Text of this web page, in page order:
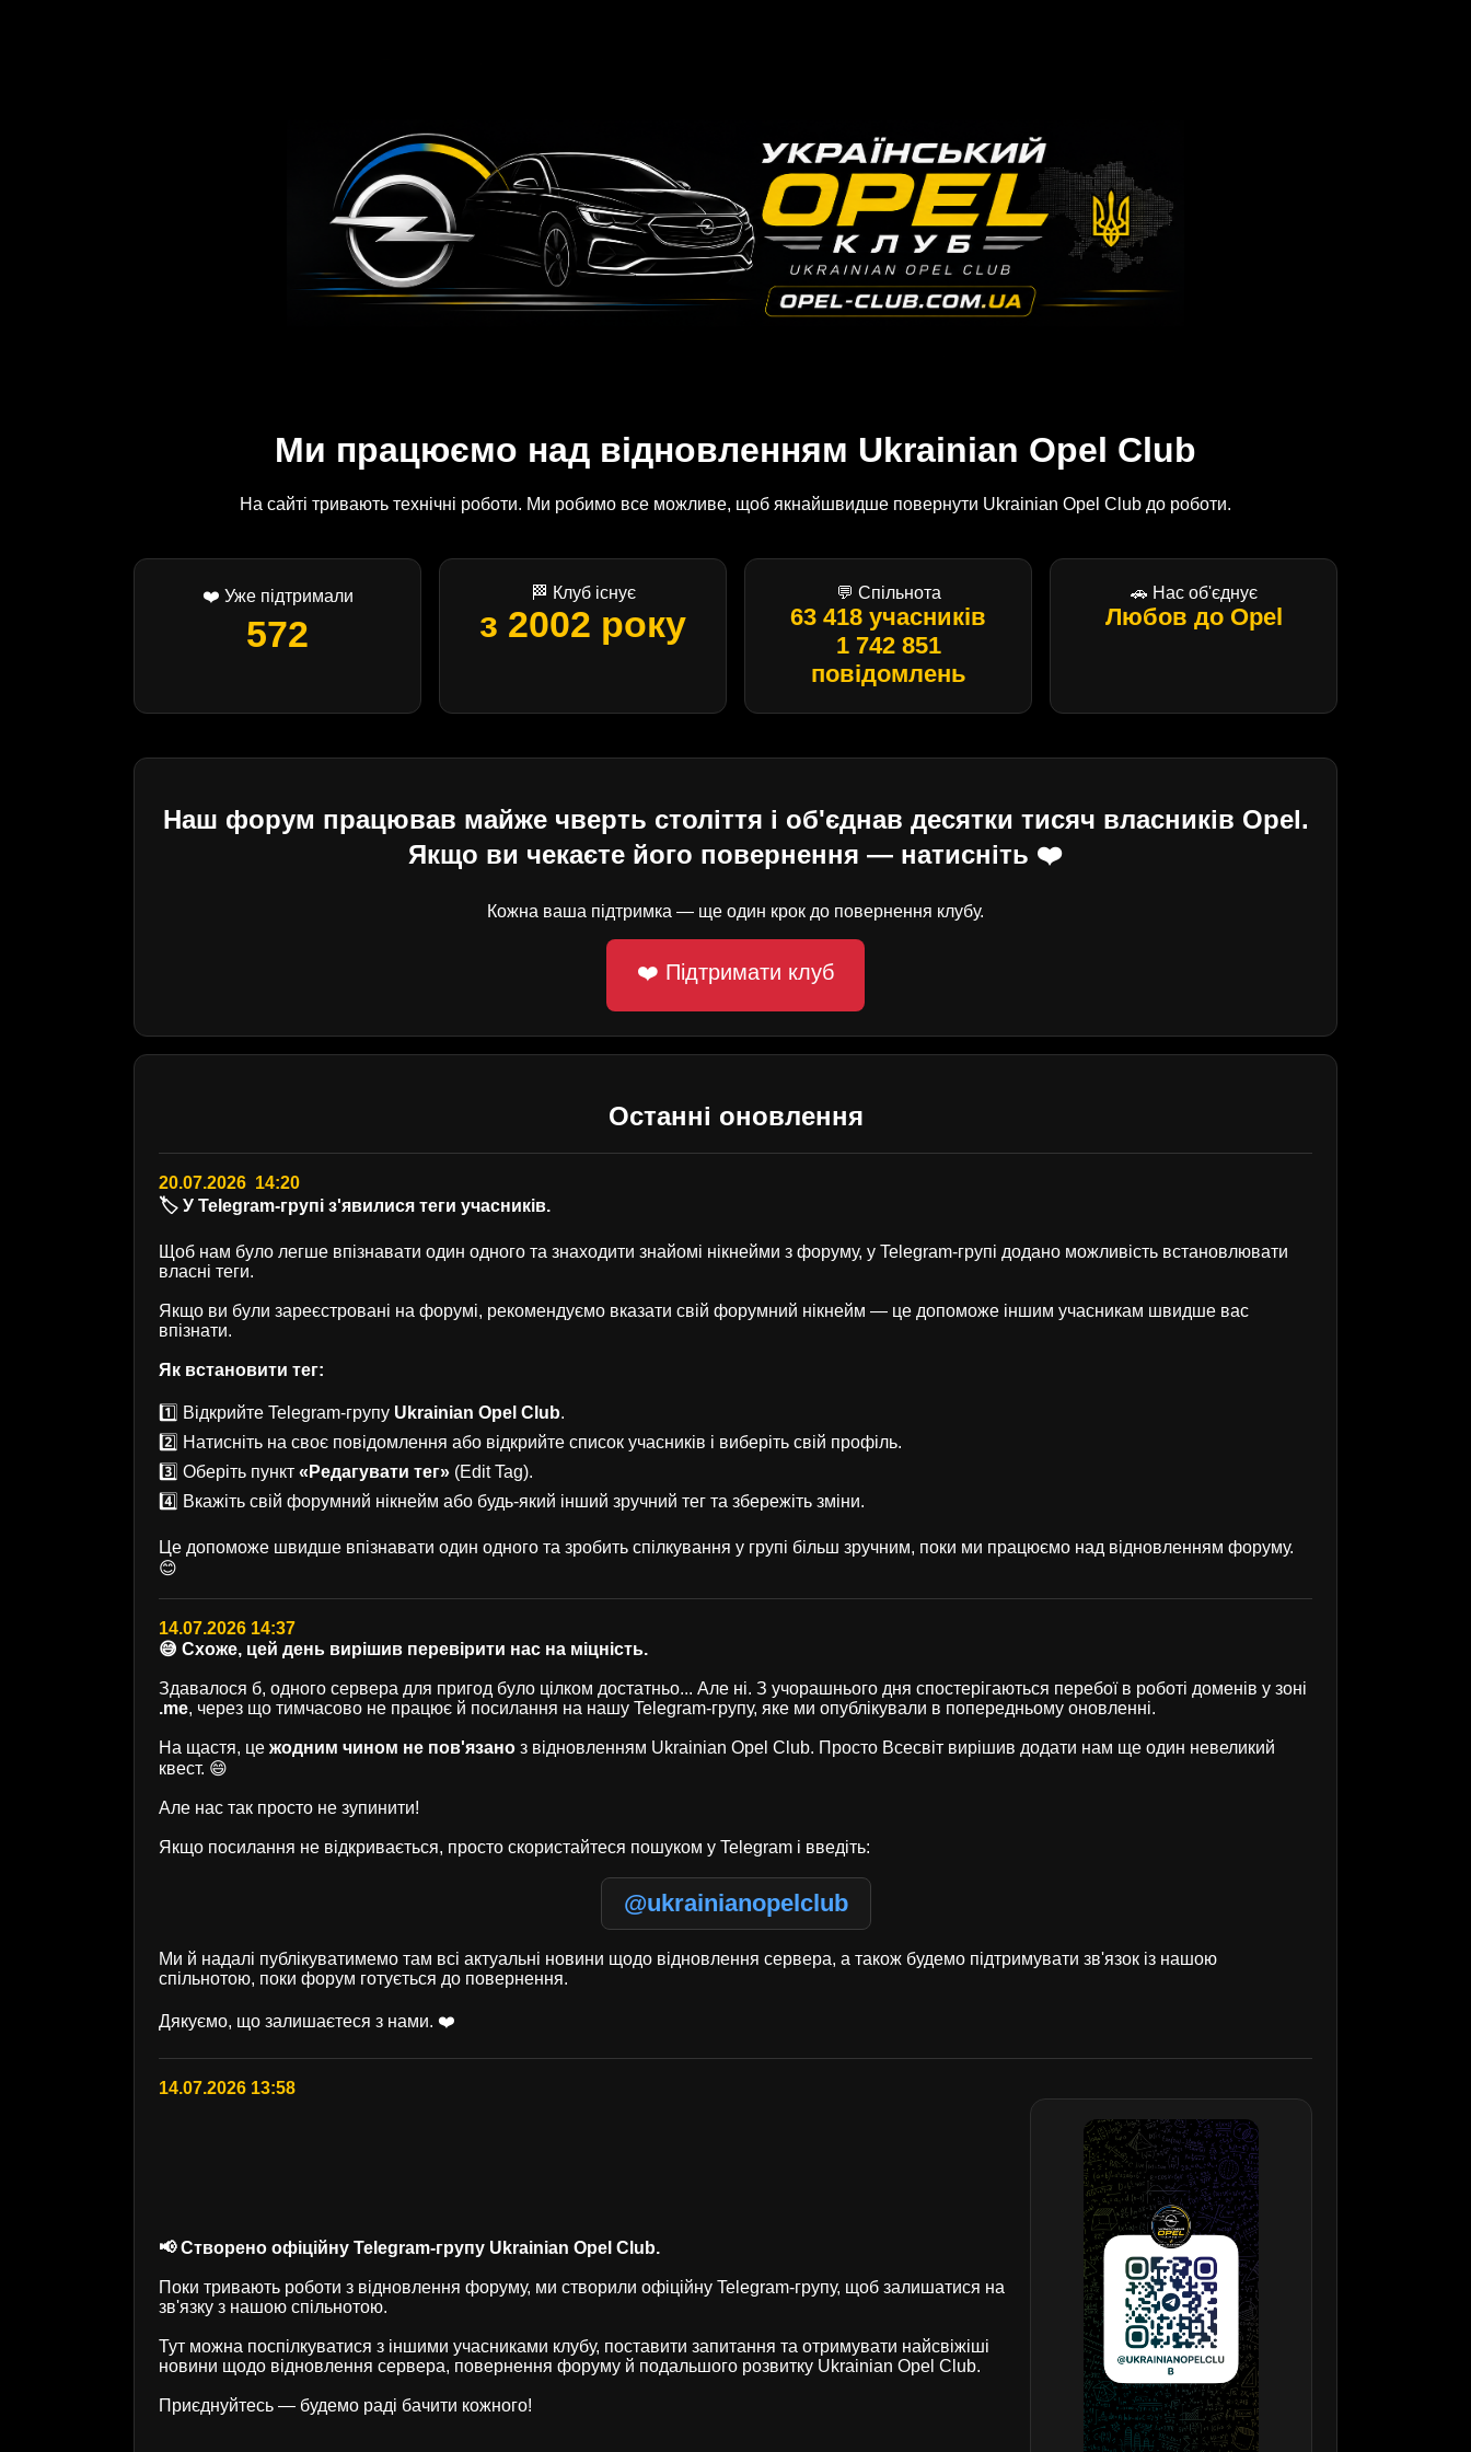
Ми працюємо над відновленням Ukrainian Opel Club
На сайті тривають технічні роботи. Ми робимо все можливе, щоб якнайшвидше повернути Ukrainian Opel Club до роботи.
❤️ Уже підтримали
572
🏁 Клуб існує
з 2002 року
💬 Спільнота
63 418 учасників
1 742 851
повідомлень
🚗 Нас об'єднує
Любов до Opel
Наш форум працював майже чверть століття і об'єднав десятки тисяч власників Opel.
Якщо ви чекаєте його повернення — натисніть ❤️
Кожна ваша підтримка — ще один крок до повернення клубу.
❤️ Підтримати клуб
Останні оновлення
20.07.2026 14:20
🏷️ У Telegram-групі з'явилися теги учасників.
Щоб нам було легше впізнавати один одного та знаходити знайомі нікнейми з форуму, у Telegram-групі додано можливість встановлювати
власні теги.
Якщо ви були зареєстровані на форумі, рекомендуємо вказати свій форумний нікнейм — це допоможе іншим учасникам швидше вас
впізнати.
Як встановити тег:
1️⃣ Відкрийте Telegram-групу Ukrainian Opel Club.
2️⃣ Натисніть на своє повідомлення або відкрийте список учасників і виберіть свій профіль.
3️⃣ Оберіть пункт «Редагувати тег» (Edit Tag).
4️⃣ Вкажіть свій форумний нікнейм або будь-який інший зручний тег та збережіть зміни.
Це допоможе швидше впізнавати один одного та зробить спілкування у групі більш зручним, поки ми працюємо над відновленням форуму.
😊
14.07.2026 14:37
😅 Схоже, цей день вирішив перевірити нас на міцність.
Здавалося б, одного сервера для пригод було цілком достатньо... Але ні. З учорашнього дня спостерігаються перебої в роботі доменів у зоні
.me, через що тимчасово не працює й посилання на нашу Telegram-групу, яке ми опублікували в попередньому оновленні.
На щастя, це жодним чином не пов'язано з відновленням Ukrainian Opel Club. Просто Всесвіт вирішив додати нам ще один невеликий
квест. 😄
Але нас так просто не зупинити!
Якщо посилання не відкривається, просто скористайтеся пошуком у Telegram і введіть:
@ukrainianopelclub
Ми й надалі публікуватимемо там всі актуальні новини щодо відновлення сервера, а також будемо підтримувати зв'язок із нашою
спільнотою, поки форум готується до повернення.
Дякуємо, що залишаєтеся з нами. ❤️
14.07.2026 13:58
📢 Створено офіційну Telegram-групу Ukrainian Opel Club.
Поки тривають роботи з відновлення форуму, ми створили офіційну Telegram-групу, щоб залишатися на
зв'язку з нашою спільнотою.
Тут можна поспілкуватися з іншими учасниками клубу, поставити запитання та отримувати найсвіжіші
новини щодо відновлення сервера, повернення форуму й подальшого розвитку Ukrainian Opel Club.
Приєднуйтесь — будемо раді бачити кожного!